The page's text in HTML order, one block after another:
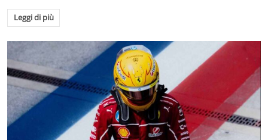
Leggi di più